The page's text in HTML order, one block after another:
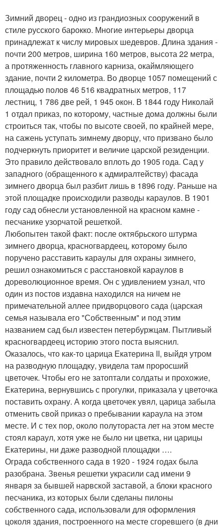
Зимний дворец - одно из грандиозных сооружений в
стиле русского барокко. Многие интерьеры дворца
принадлежат к числу мировых шедевров. Длина здания -
почти 200 метров, ширина 160 метров, высота 22 метра,
а протяженность главного карниза, окаймляющего
здание, почти 2 километра. Во дворце 1057 помещений с
площадью полов 46 516 квадратных метров, 117
лестниц, 1 786 две рей, 1 945 окон. В 1844 году Николай
1 отдал приказ, по которому, частные дома должны были
строиться так, чтобы по высоте своей, по крайней мере,
на сажень уступать зимнему дворцу, что призвано было
подчеркнуть приоритет и величие царской резиденции.
Это правило действовало вплоть до 1905 года. Сад у
западного (обращенного к адмиралтейству) фасада
зимнего дворца был разбит лишь в 1896 году. Раньше на
этой площадке происходили разводы караулов. В 1901
году сад обнесли установленной на красном камне -
песчанике узорчатой решеткой.
Любопытен такой факт: после октябрьского штурма
зимнего дворца, красногвардеец, которому было
поручено расставить караулы для охраны зимнего,
решил ознакомиться с расстановкой караулов в
дореволюционное время. Он с удивлением узнал, что
один из постов издавна находился на ничем не
примечательной аллее придворцового сада (царская
семья называла его "Собственным" и под этим
названием сад был известен петербуржцам. Пытливый
красногвардеец историю этого поста выяснил.
Оказалось, что как-то царица Екатерина II, выйдя утром
на разводную площадку, увидела там проросший
цветочек. Чтобы его не затоптали солдаты и прохожие,
Екатерина, вернувшись с прогулки, приказала у цветочка
поставить охрану. А когда цветочек увял, царица забыла
отменить свой приказ о пребывании караула на этом
месте. И с тех пор, около полутораста лет на этом месте
стоял караул, хотя уже не было ни цветка, ни царицы
Екатерины, ни даже разводной площадки ….
Ограда собственного сада в 1920 - 1924 годах была
разобрана. Звенья решетки украсили сад имени 9
января за бывшей нарвской заставой, а блоки красного
песчаника, из которых были сделаны пилоны
собственного сада, использовали для оформления
цоколя здания, построенного на месте сгоревшего (в дни